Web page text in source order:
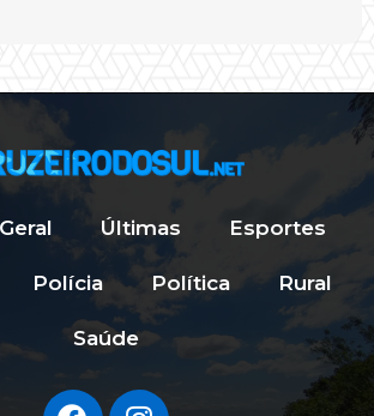
Geral Últimas Esportes
Polícia Política Rural
Saúde